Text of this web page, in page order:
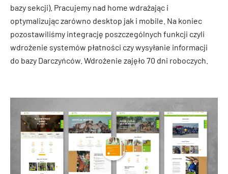
bazy sekcji). Pracujemy nad home wdrażając i
optymalizując zarówno desktop jak i mobile. Na koniec
pozostawiliśmy integrację poszczególnych funkcji czyli
wdrożenie systemów płatności czy wysyłanie informacji
do bazy Darczyńców. Wdrożenie zajęło 70 dni roboczych.